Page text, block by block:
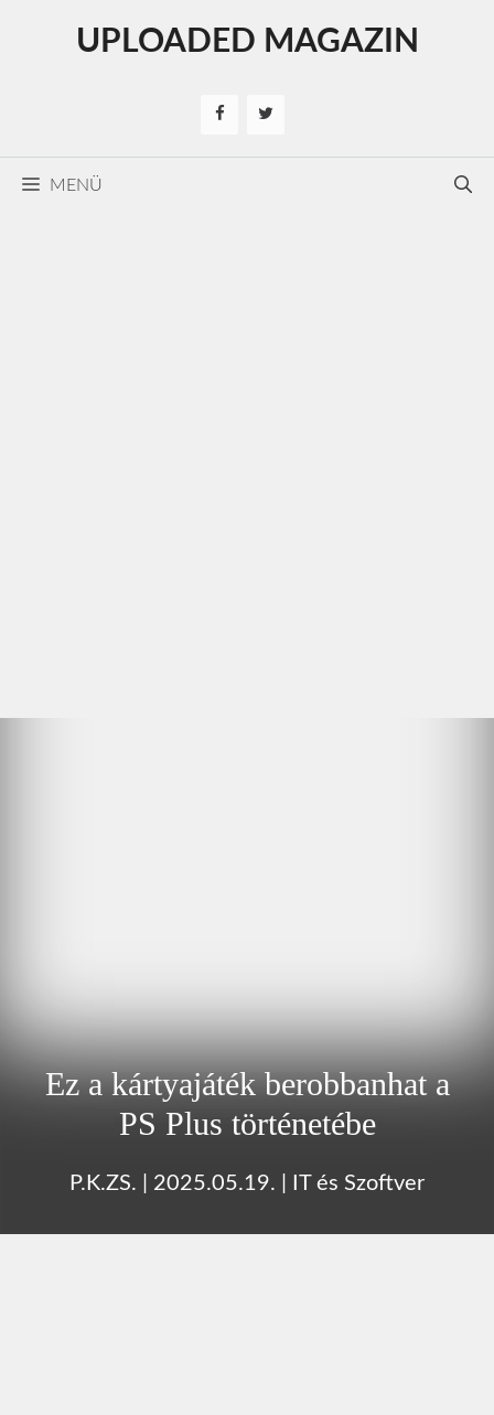
UPLOADED MAGAZIN
MENÜ
Ez a kártyajáték berobbanhat a
PS Plus történetébe
P.K.ZS. 2025.05.19. IT és Szoftver